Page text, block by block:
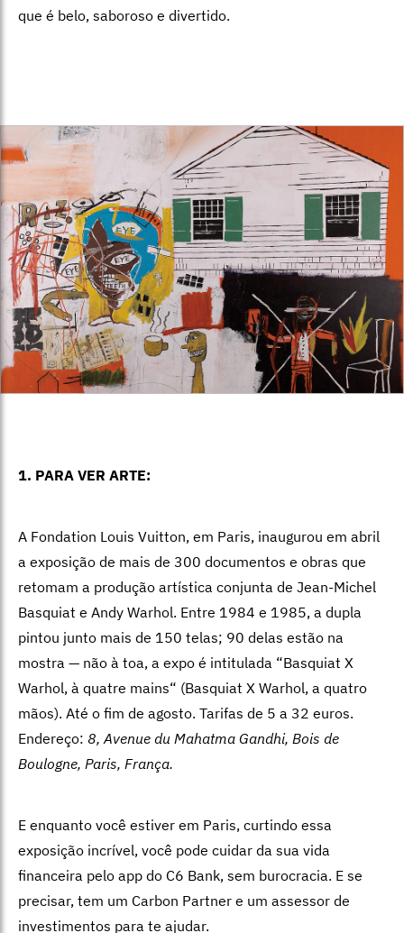
que é belo, saboroso e divertido.
1. PARA VER ARTE:
A Fondation Louis Vuitton, em Paris, inaugurou em abril
a exposição de mais de 300 documentos e obras que
retomam a produção artística conjunta de Jean-Michel
Basquiat e Andy Warhol. Entre 1984 e 1985, a dupla
pintou junto mais de 150 telas; 90 delas estão na
mostra — não à toa, a expo é intitulada “Basquiat X
Warhol, à quatre mains“ (Basquiat X Warhol, a quatro
mãos). Até o fim de agosto. Tarifas de 5 a 32 euros.
Endereço: 8, Avenue du Mahatma Gandhi, Bois de
Boulogne, Paris, França.
E enquanto você estiver em Paris, curtindo essa
exposição incrível, você pode cuidar da sua vida
financeira pelo app do C6 Bank, sem burocracia. E se
precisar, tem um Carbon Partner e um assessor de
investimentos para te ajudar.